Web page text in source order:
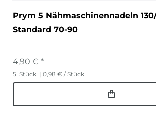
Prym 5 Nähmaschinennadeln
Standard 70-90
4,90 € *
5 Stück | 0,98 € / Stück